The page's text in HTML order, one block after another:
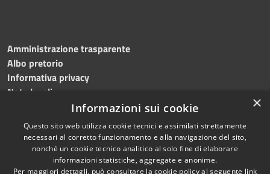
Amministrazione trasparente
Albo pretorio
Informativa privacy
Note legali
Dichiarazione di accessibilità
Copyright © 2026 • Comune di
×
Informazioni sui cookie
Questo sito web utilizza cookie tecnici e assimilati strettamente
necessari al corretto funzionamento e alla navigazione del sito,
nonché un cookie tecnico analitico al solo fine di elaborare
informazioni statistiche, aggregate e anonime.
Per maggiori dettagli, può consultare la cookie policy al seguente link